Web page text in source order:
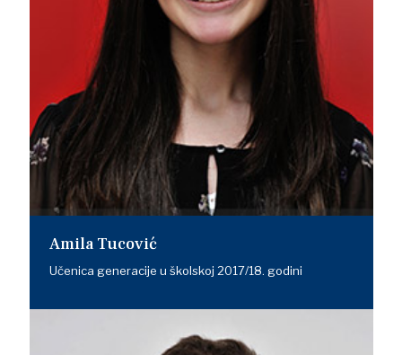
Amila Tucović
Učenica generacije u školskoj 2017/18. godini